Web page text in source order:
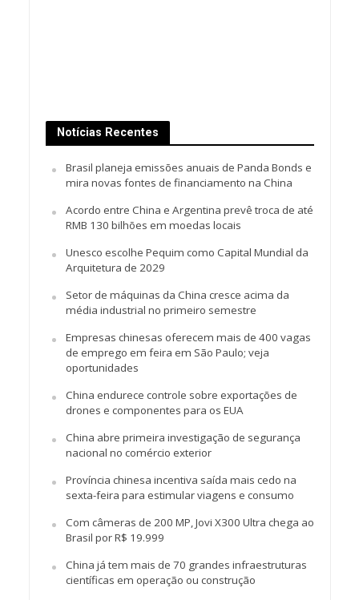
Notícias Recentes
Brasil planeja emissões anuais de Panda Bonds e
mira novas fontes de financiamento na China
Acordo entre China e Argentina prevê troca de até
RMB 130 bilhões em moedas locais
Unesco escolhe Pequim como Capital Mundial da
Arquitetura de 2029
Setor de máquinas da China cresce acima da
média industrial no primeiro semestre
Empresas chinesas oferecem mais de 400 vagas
de emprego em feira em São Paulo; veja
oportunidades
China endurece controle sobre exportações de
drones e componentes para os EUA
China abre primeira investigação de segurança
nacional no comércio exterior
Província chinesa incentiva saída mais cedo na
sexta-feira para estimular viagens e consumo
Com câmeras de 200 MP, Jovi X300 Ultra chega ao
Brasil por R$ 19.999
China já tem mais de 70 grandes infraestruturas
científicas em operação ou construção